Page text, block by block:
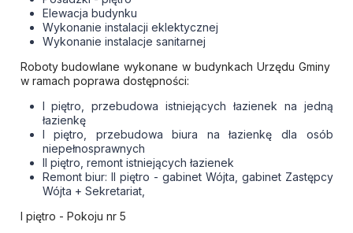
Elewacja budynku
Wykonanie instalacji eklektycznej
Wykonanie instalacje sanitarnej
Roboty budowlane wykonane w budynkach Urzędu Gminy
w ramach poprawa dostępności:
I piętro, przebudowa istniejących łazienek na jedną
łazienkę
I piętro, przebudowa biura na łazienkę dla osób
niepełnosprawnych
II piętro, remont istniejących łazienek
Remont biur: II piętro - gabinet Wójta, gabinet Zastępcy
Wójta + Sekretariat,
I piętro - Pokoju nr 5